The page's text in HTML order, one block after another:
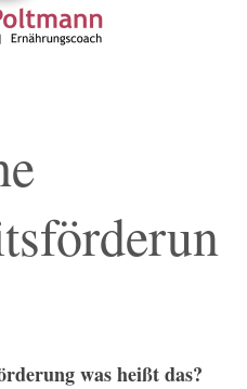
was heißt das?